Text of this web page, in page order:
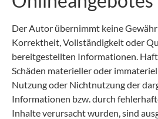
Der Autor übernimmt keine
Korrektheit, Vollständigkeit oder
bereitgestellten Informationen.
Schäden materieller oder
Nutzung oder Nichtnutzung der
Informationen bzw. durch
Inhalte verursacht wurden, sind